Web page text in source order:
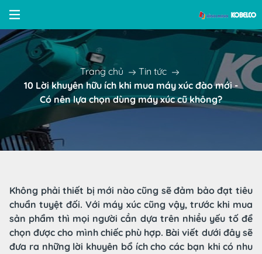
Trang chủ
Tin tức
10 Lời khuyên hữu ích khi mua máy xúc đào mới -
Có nên lựa chọn dùng máy xúc cũ không?
Không phải thiết bị mới nào cũng sẽ đảm bảo đạt tiêu
chuẩn tuyệt đối. Với máy xúc cũng vậy, trước khi mua
sản phẩm thì mọi người cần dựa trên nhiều yếu tố để
chọn được cho mình chiếc phù hợp. Bài viết dưới đây sẽ
đưa ra những lời khuyên bổ ích cho các bạn khi có nhu